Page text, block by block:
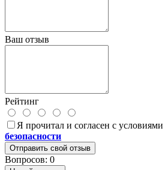
Ваш отзыв
Рейтинг
Я прочитал и согласен с условиями
безопасности
Отправить свой отзыв
Вопросов: 0